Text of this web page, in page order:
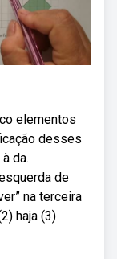
elementos
desses
da.
de
na terceira
haja (3)